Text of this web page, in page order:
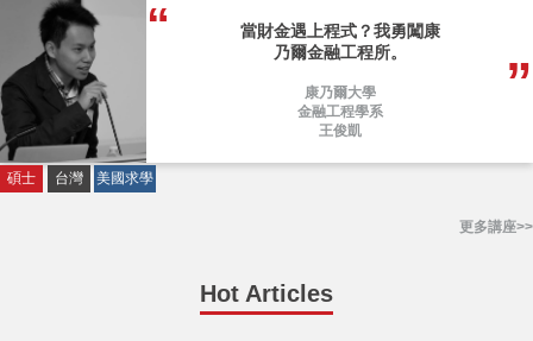
當財金遇上程式？我勇闖康
乃爾金融工程所。
康乃爾大學
金融工程學系
王俊凱
碩士 台灣 美國求學
更多講座>>
Hot Articles